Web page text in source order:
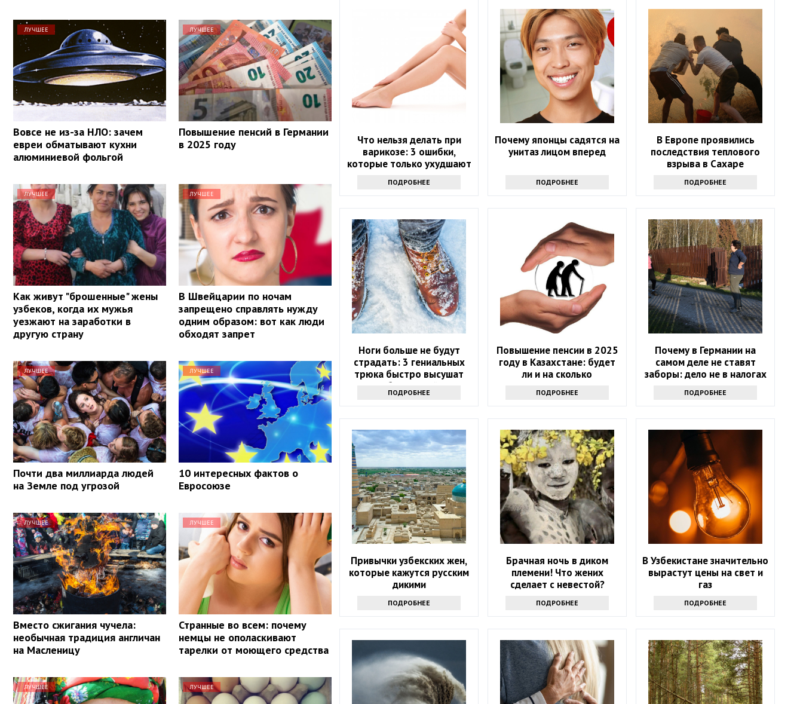
ЛУЧШЕЕ
Вовсе не из-за НЛО: зачем
евреи обматывают кухни
алюминиевой фольгой
ЛУЧШЕЕ
Повышение пенсий в Германии
в 2025 году
ЛУЧШЕЕ
Как живут "брошенные" жены
узбеков, когда их мужья
уезжают на заработки в
другую страну
ЛУЧШЕЕ
В Швейцарии по ночам
запрещено справлять нужду
одним образом: вот как люди
обходят запрет
ЛУЧШЕЕ
Почти два миллиарда людей
на Земле под угрозой
ЛУЧШЕЕ
10 интересных фактов о
Евросоюзе
ЛУЧШЕЕ
Вместо сжигания чучела:
необычная традиция англичан
на Масленицу
ЛУЧШЕЕ
Странные во всем: почему
немцы не ополаскивают
тарелки от моющего средства
ЛУЧШЕЕ ЛУЧШЕЕ
Что нельзя делать при
варикозе: 3 ошибки,
которые только ухудшают
ПОДРОБНЕЕ
Почему японцы садятся на
унитаз лицом вперед
ПОДРОБНЕЕ
В Европе проявились
последствия теплового
взрыва в Сахаре
ПОДРОБНЕЕ
Ноги больше не будут
страдать: 3 гениальных
трюка быстро высушат
обувь зимой
ПОДРОБНЕЕ
Повышение пенсии в 2025
году в Казахстане: будет
ли и на сколько
ПОДРОБНЕЕ
Почему в Германии на
самом деле не ставят
заборы: дело не в налогах
ПОДРОБНЕЕ
Привычки узбекских жен,
которые кажутся русским
дикими
ПОДРОБНЕЕ
Брачная ночь в диком
племени! Что жених
сделает с невестой?
ПОДРОБНЕЕ
В Узбекистане значительно
вырастут цены на свет и
газ
ПОДРОБНЕЕ